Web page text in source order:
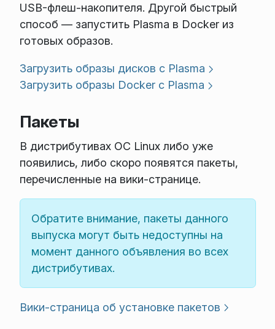
USB-флеш-накопителя. Другой быстрый
способ — запустить Plasma в Docker из
готовых образов.
Загрузить образы дисков с Plasma
Загрузить образы Docker с Plasma
Пакеты
В дистрибутивах ОС Linux либо уже
появились, либо скоро появятся пакеты,
перечисленные на вики-странице.
Обратите внимание, пакеты данного
выпуска могут быть недоступны на
момент данного объявления во всех
дистрибутивах.
Вики-страница об установке пакетов